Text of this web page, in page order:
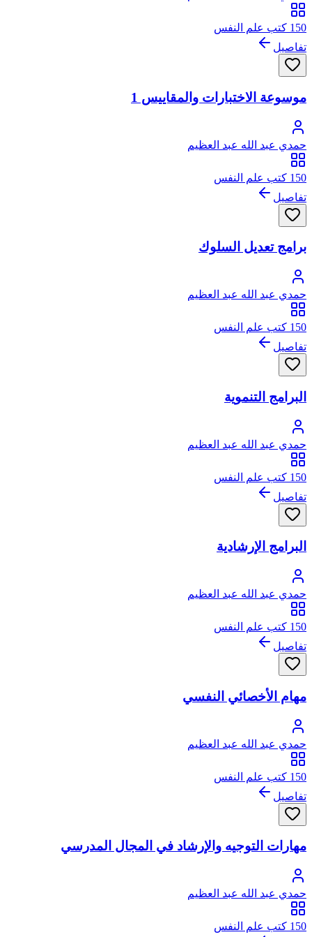
150 كتب علم النفس
تفاصيل
موسوعة الاختبارات والمقاييس 1
حمدي عبد الله عبد العظيم
150 كتب علم النفس
تفاصيل
برامج تعديل السلوك
حمدي عبد الله عبد العظيم
150 كتب علم النفس
تفاصيل
البرامج التنموية
حمدي عبد الله عبد العظيم
150 كتب علم النفس
تفاصيل
البرامج الإرشادية
حمدي عبد الله عبد العظيم
150 كتب علم النفس
تفاصيل
مهام الأخصائي النفسي
حمدي عبد الله عبد العظيم
150 كتب علم النفس
تفاصيل
مهارات التوجيه والإرشاد في المجال المدرسي
حمدي عبد الله عبد العظيم
150 كتب علم النفس